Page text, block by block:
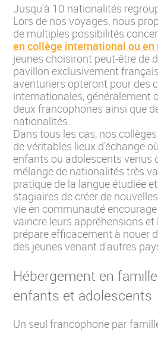
Jusqu'à 10 nationalités
Lors de nos voyages, nous
de multiples possibilités
en collège international ou en
jeunes choisiront peut-être de
pavillon exclusivement
aventuriers opteront pour des
internationales, généralement
deux francophones ainsi que
nationalités.
Dans tous les cas, nos
de véritables lieux d'échange
enfants ou adolescents venus
mélange de nationalités très
pratique de la langue étudiée
stagiaires de créer de
vie en communauté
vaincre leurs appréhensions et
prépare efficacement à nouer
des jeunes venant d'autres
Hébergement en
enfants et adolescents
Un seul francophone par